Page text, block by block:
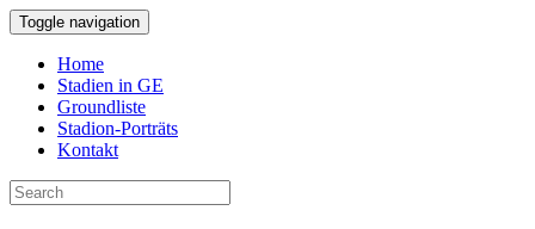
Toggle navigation
Home
Stadien in GE
Groundliste
Stadion-Porträts
Kontakt
Search
for: